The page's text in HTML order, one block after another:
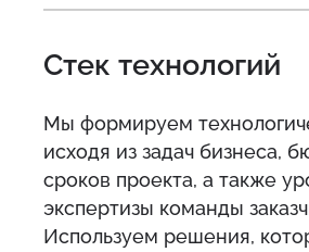
Стек технологий
Мы формируем
исходя из задач бизнеса,
сроков проекта, а также
экспертизы команды
Используем решения,